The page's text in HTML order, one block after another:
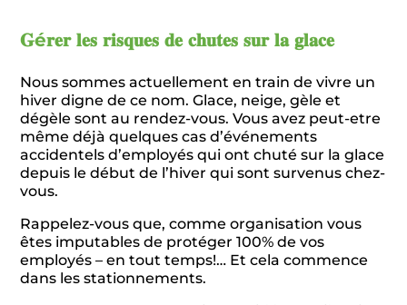
𝐆é𝐫𝐞𝐫 𝐥𝐞𝐬 𝐫𝐢𝐬𝐪𝐮𝐞𝐬 𝐝𝐞 𝐜𝐡𝐮𝐭𝐞𝐬 𝐬𝐮𝐫 𝐥𝐚 𝐠𝐥𝐚𝐜𝐞
Nous sommes actuellement en train de vivre un
hiver digne de ce nom. Glace, neige, gèle et
dégèle sont au rendez-vous. Vous avez peut-etre
même déjà quelques cas d’événements
accidentels d’employés qui ont chuté sur la glace
depuis le début de l’hiver qui sont survenus chez-
vous.
Rappelez-vous que, comme organisation vous
êtes imputables de protéger 100% de vos
employés – en tout temps!… Et cela commence
dans les stationnements.